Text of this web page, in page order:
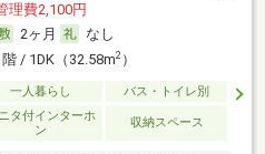
理費2,100円
2ヶ月
なし
階 / 1DK（32.58m2）
一人暮らし バス・トイレ別
タ付インターホ
ン
収納スペース